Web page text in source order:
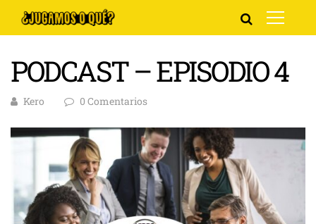
PODCAST – EPISODIO 4
Kero 0 Comentarios